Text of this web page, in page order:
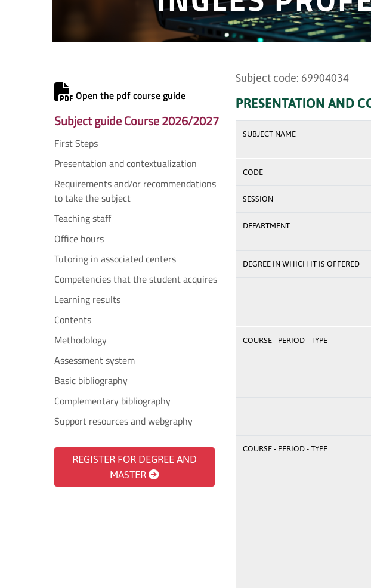
Open the pdf course guide
Subject guide Course 2026/2027
First Steps
Presentation and contextualization
Requirements and/or recommendations
to take the subject
Teaching staff
Office hours
Tutoring in associated centers
Competencies that the student acquires
Learning results
Contents
Methodology
Assessment system
Basic bibliography
Complementary bibliography
Support resources and webgraphy
REGISTER FOR DEGREE AND
MASTER
Subject code: 69904034
PRESENTATION AND
SUBJECT NAME
CODE
SESSION
DEPARTMENT
DEGREE IN WHICH IT IS OFFERED
COURSE - PERIOD - TYPE
COURSE - PERIOD - TYPE